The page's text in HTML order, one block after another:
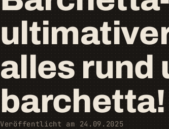
alles rund
barchetta!
Veröffentlicht am 24.09.2025